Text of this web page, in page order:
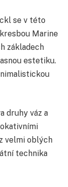
se v této
Marine
základech
estetiku.
druhy váz a
velmi oblých
technika